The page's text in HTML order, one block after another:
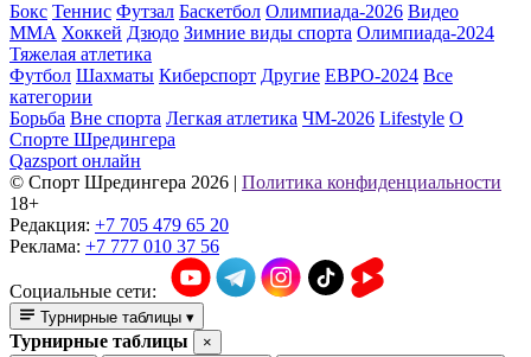
Бокс Теннис Футзал Баскетбол Олимпиада-2026 Видео
ММА Хоккей Дзюдо Зимние виды спорта Олимпиада-2024
Тяжелая атлетика
Футбол Шахматы Киберспорт Другие ЕВРО-2024 Все
категории
Борьба Вне спорта Легкая атлетика ЧМ-2026 Lifestyle О
Спорте Шредингера
Qazsport онлайн
© Cпорт Шредингера 2026 | Политика конфиденциальности
18+
Редакция: +7 705 479 65 20
Реклама: +7 777 010 37 56
Социальные сети:
Турнирные таблицы ▾
Турнирные таблицы
×